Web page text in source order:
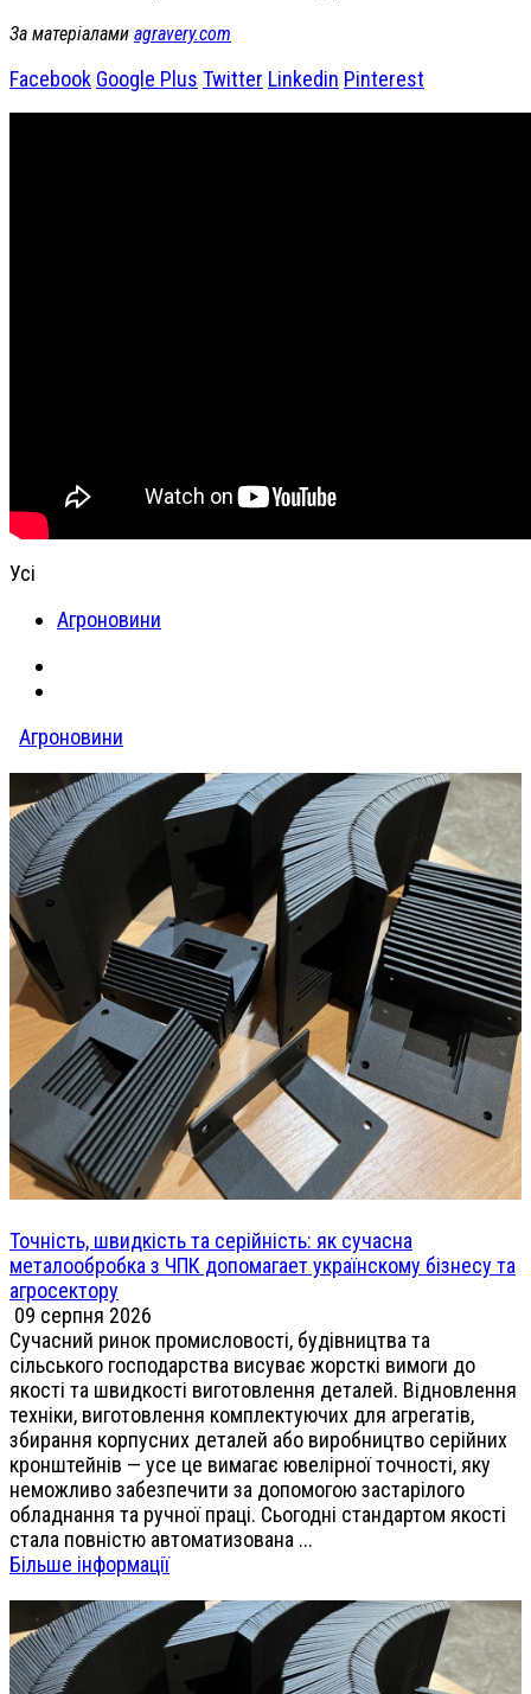
За матеріалами agravery.com
Facebook Google Plus Twitter Linkedin Pinterest
Усі
Агроновини
Агроновини
Точність, швидкість та серійність: як сучасна
металообробка з ЧПК допомагает українскому бізнесу та
агросектору
09 серпня 2026
Сучасний ринок промисловості, будівництва та
сільського господарства висуває жорсткі вимоги до
якості та швидкості виготовлення деталей. Відновлення
техніки, виготовлення комплектуючих для агрегатів,
збирання корпусних деталей або виробництво серійних
кронштейнів — усе це вимагає ювелірної точності, яку
неможливо забезпечити за допомогою застарілого
обладнання та ручної праці. Сьогодні стандартом якості
стала повністю автоматизована ...
Більше інформації